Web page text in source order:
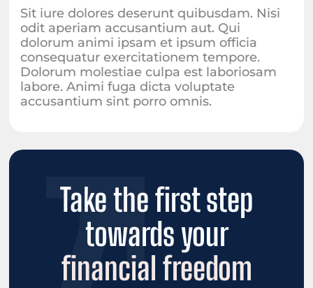
Sit iure dolores deserunt quibusdam. Nisi
odit aperiam accusantium aut. Qui
dolorum animi ipsam et ipsum officia
consequatur exercitationem tempore.
Dolorum molestiae culpa est laboriosam
labore. Animi fuga dicta voluptate
accusantium sint porro omnis.
Take the first step
towards your
financial freedom